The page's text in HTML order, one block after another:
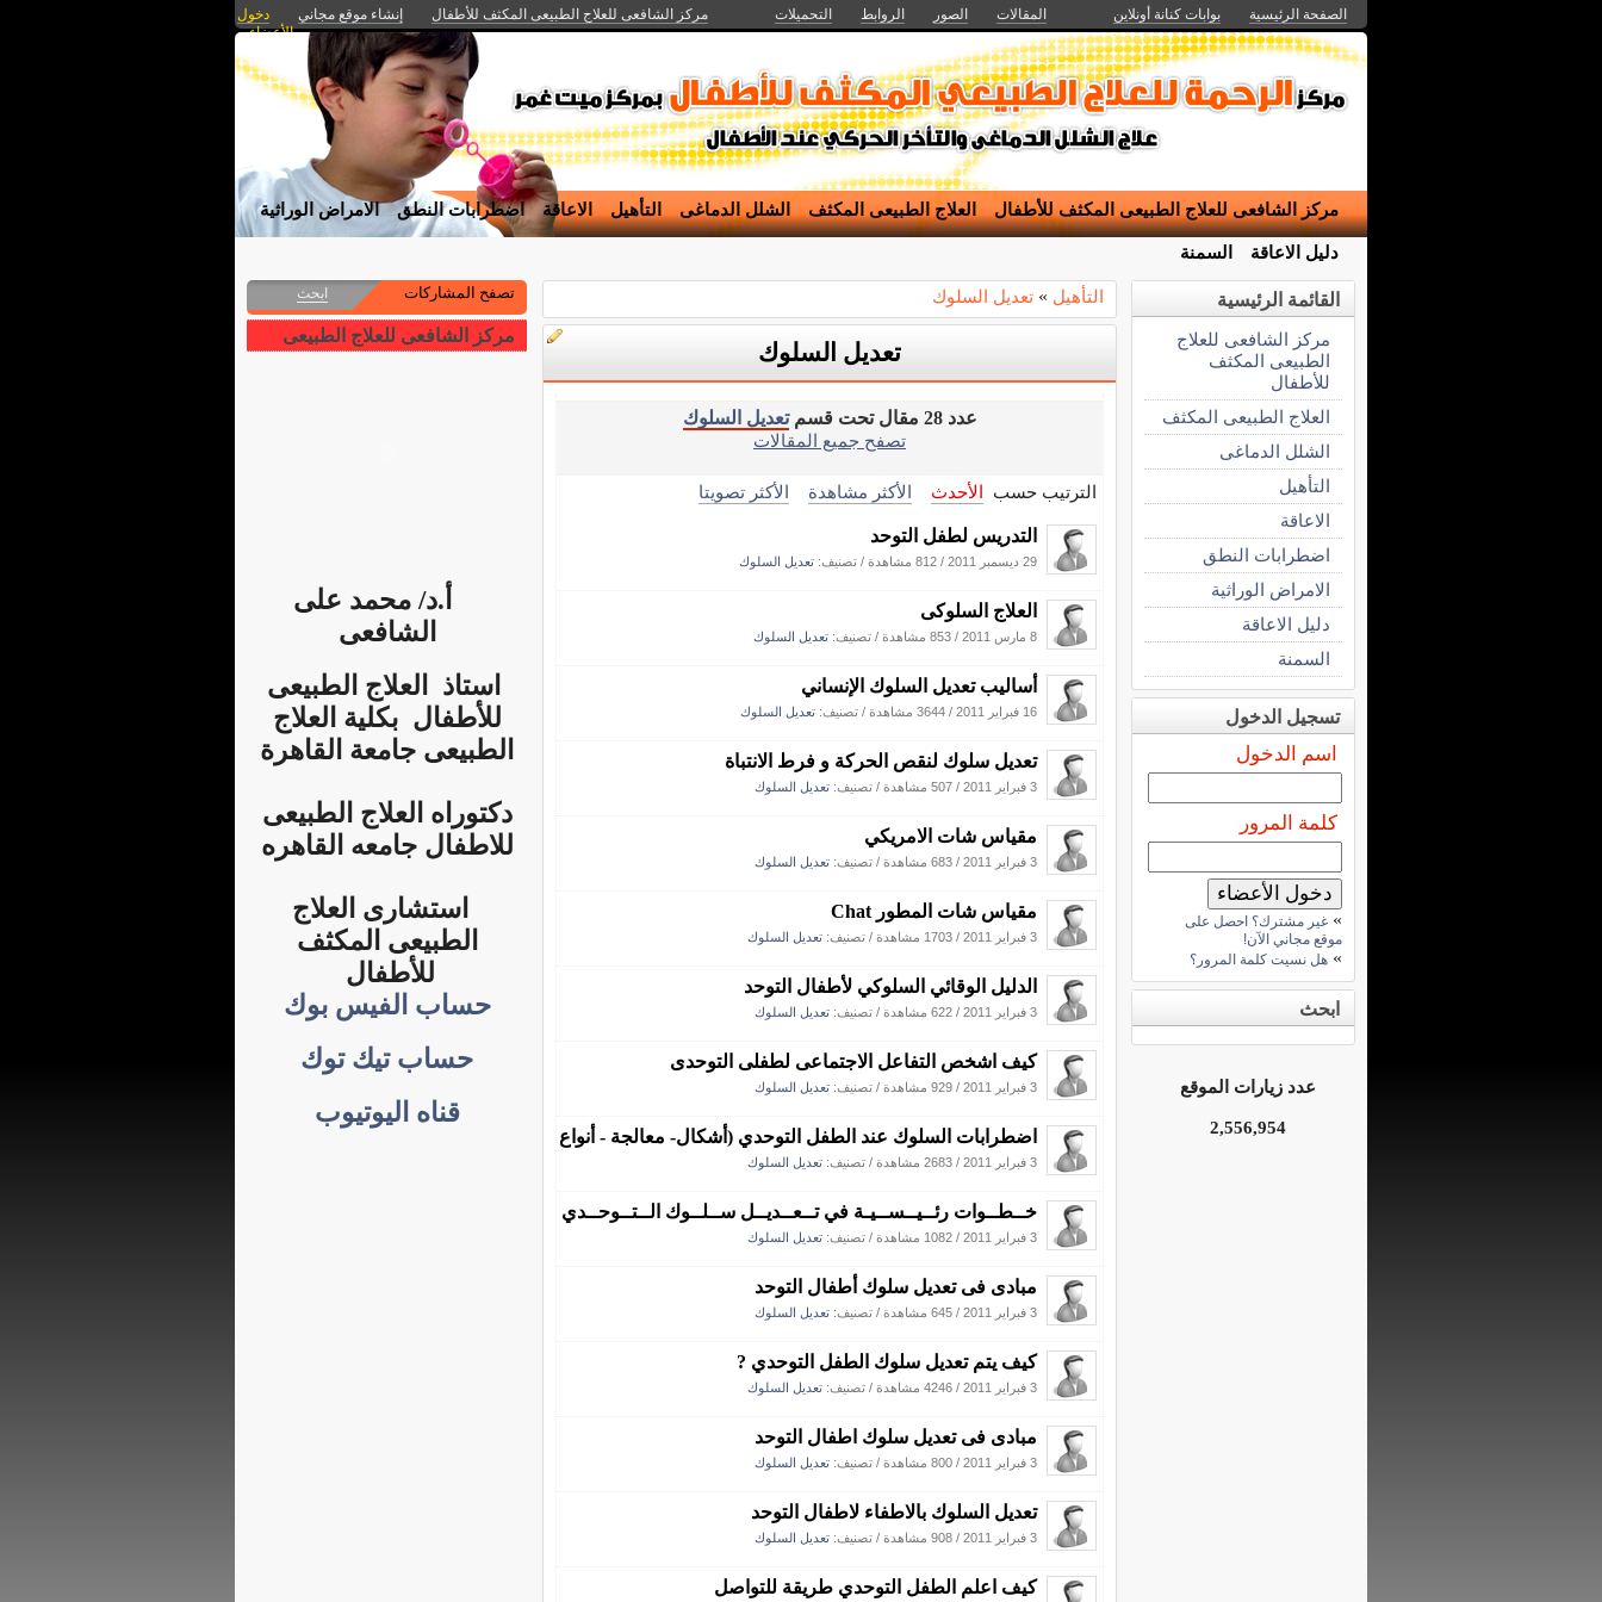
الصفحة الرئيسية بوابات كنانة أونلاين المقالات الصور الروابط التحميلات مركز الشافعى للعلاج الطبيعى المكثف للأطفال إنشاء موقع مجاني
دخول
الأعضاء
مركز الشافعى للعلاج الطبيعى المكثف للأطفال العلاج الطبيعى المكثف الشلل الدماغى التأهيل الاعاقة اضطرابات النطق الامراض الوراثية
دليل الاعاقة السمنة
التأهيل » تعديل السلوك
تعديل السلوك
عدد 28 مقال تحت قسم
تعديل السلوك
تصفح جميع المقالات
الترتيب حسب الأحدث الأكثر مشاهدة الأكثر تصويتا
التدريس لطفل التوحد
29 ديسمبر 2011 / 812 مشاهدة / تصنيف: تعديل السلوك
العلاج السلوكى
8 مارس 2011 / 853 مشاهدة / تصنيف: تعديل السلوك
أساليب تعديل السلوك الإنساني
16 فبراير 2011 / 3644 مشاهدة / تصنيف: تعديل السلوك
تعديل سلوك لنقص الحركة و فرط الانتباة
3 فبراير 2011 / 507 مشاهدة / تصنيف: تعديل السلوك
مقياس شات الامريكي
3 فبراير 2011 / 683 مشاهدة / تصنيف: تعديل السلوك
مقياس شات المطور Chat
3 فبراير 2011 / 1703 مشاهدة / تصنيف: تعديل السلوك
الدليل الوقائي السلوكي لأطفال التوحد
3 فبراير 2011 / 622 مشاهدة / تصنيف: تعديل السلوك
كيف اشخص التفاعل الاجتماعى لطفلى التوحدى
3 فبراير 2011 / 929 مشاهدة / تصنيف: تعديل السلوك
اضطرابات السلوك عند الطفل التوحدي (أشكال- معالجة - أنواع
3 فبراير 2011 / 2683 مشاهدة / تصنيف: تعديل السلوك
خــطــوات رئــيــســيـة في تــعــديــل ســلــوك الــتــوحــدي
3 فبراير 2011 / 1082 مشاهدة / تصنيف: تعديل السلوك
مبادى فى تعديل سلوك أطفال التوحد
3 فبراير 2011 / 645 مشاهدة / تصنيف: تعديل السلوك
كيف يتم تعديل سلوك الطفل التوحدي ?
3 فبراير 2011 / 4246 مشاهدة / تصنيف: تعديل السلوك
مبادى فى تعديل سلوك اطفال التوحد
3 فبراير 2011 / 800 مشاهدة / تصنيف: تعديل السلوك
تعديل السلوك بالاطفاء لاطفال التوحد
3 فبراير 2011 / 908 مشاهدة / تصنيف: تعديل السلوك
كيف اعلم الطفل التوحدي طريقة للتواصل
القائمة الرئيسية
مركز الشافعى للعلاج
الطبيعى المكثف
للأطفال
العلاج الطبيعى المكثف
الشلل الدماغى
التأهيل
الاعاقة
اضطرابات النطق
الامراض الوراثية
دليل الاعاقة
السمنة
تسجيل الدخول
اسم الدخول
كلمة المرور
» غير مشترك؟ احصل على
موقع مجاني الآن!
» هل نسيت كلمة المرور؟
ابحث
عدد زيارات الموقع
2,556,954
تصفح المشاركات ابحث
مركز الشافعى للعلاج الطبيعى
أ.د/ محمد على
الشافعى
استاذ العلاج الطبيعى
للأطفال بكلية العلاج
الطبيعى جامعة القاهرة
دكتوراه العلاج الطبيعى
للاطفال جامعه القاهره
استشارى العلاج
الطبيعى المكثف
للأطفال
حساب الفيس بوك
حساب تيك توك
قناه اليوتيوب